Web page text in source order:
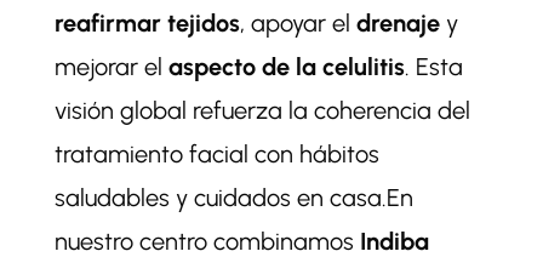
reafirmar tejidos, apoyar el drenajey
mejorar el aspecto de la celulitis. Esta
visión global refuerza la coherencia del
tratamiento facial con hábitos
saludables y cuidados en casa.En
nuestro centro combinamos Indiba